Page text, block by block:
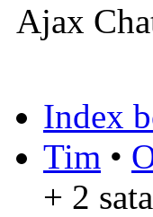
Ajax
Index
Tim •
+ 2 sata